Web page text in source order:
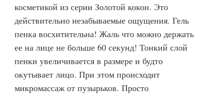
косметикой из серии Золотой кокон. Это
действительно незабываемые ощущения. Гель
пенка восхитительна! Жаль что можно держать
ее на лице не больше 60 секунд! Тонкий слой
пенки увеличивается в размере и будто
окутывает лицо. При этом происходит
микромассаж от пузырьков. Просто